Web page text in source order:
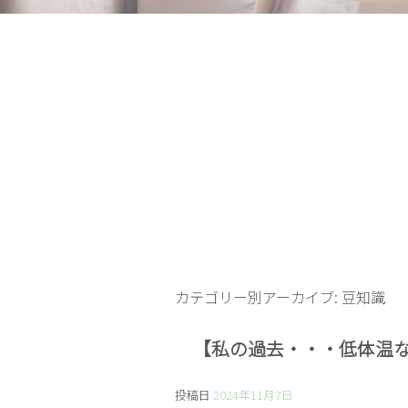
カテゴリー別アーカイブ: 豆知識
【私の過去・・・低体温
投稿日 2024年11月7日